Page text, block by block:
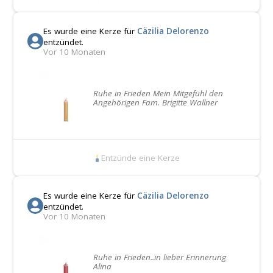
Es wurde eine Kerze für Cäzilia Delorenzo
entzündet.
Vor 10 Monaten
Ruhe in Frieden Mein Mitgefühl den
Angehörigen Fam. Brigitte Wallner
Entzünde eine Kerze
Es wurde eine Kerze für Cäzilia Delorenzo
entzündet.
Vor 10 Monaten
Ruhe in Frieden..in lieber Erinnerung
Alina